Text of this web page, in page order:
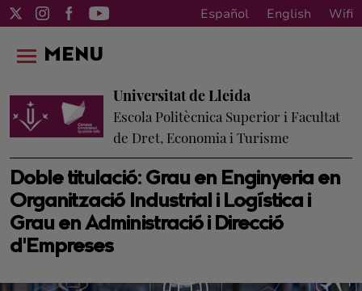
Español English Wifi
Doble titulació: Grau en Enginyeria en
Organització Industrial i Logística i
Grau en Administració i Direcció
d'Empreses
Universitat de Lleida
Escola Politècnica Superior i Facultat
de Dret, Economia i Turisme
MENU